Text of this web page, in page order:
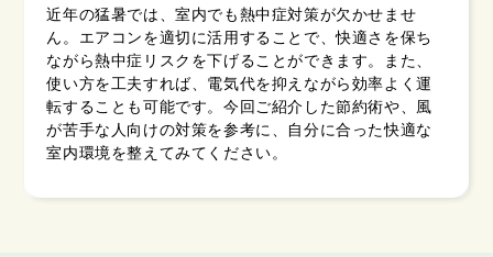
近年の猛暑では、室内でも熱中症対策が欠かせませ
ん。エアコンを適切に活用することで、快適さを保ち
ながら熱中症リスクを下げることができます。また、
使い方を工夫すれば、電気代を抑えながら効率よく運
転することも可能です。今回ご紹介した節約術や、風
が苦手な人向けの対策を参考に、自分に合った快適な
室内環境を整えてみてください。